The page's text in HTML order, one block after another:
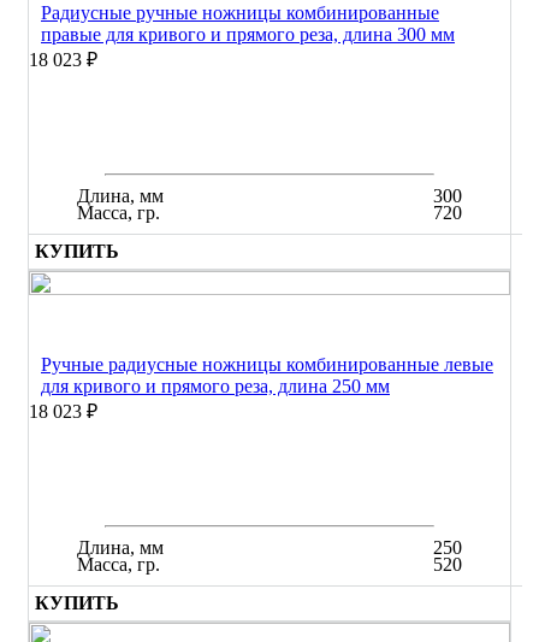
Радиусные ручные ножницы комбинированные
правые для кривого и прямого реза, длина 300 мм
18 023 ₽
Длина, мм
Масса, гр.
300
720
КУПИТЬ
Ручные радиусные ножницы комбинированные левые
для кривого и прямого реза, длина 250 мм
18 023 ₽
Длина, мм
Масса, гр.
250
520
КУПИТЬ